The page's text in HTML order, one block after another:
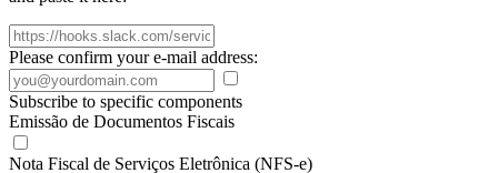
Please confirm your e-mail address:
Subscribe to specific components
Emissão de Documentos Fiscais
Nota Fiscal de Serviços Eletrônica (NFS-e)